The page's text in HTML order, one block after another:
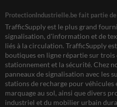
ProtectionIndustrielle.be fait partie
TrafficSupply est le plus grand
signalisation, d'information et de
liés à la circulation. TrafficSupply
boutiques en ligne répartie sur
stationnement et la sécurité. Chez
panneaux de signalisation avec les
stations de recharge pour
marquage au sol, ainsi que divers
industriel et du mobilier urbain